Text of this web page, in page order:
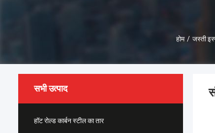
होम / जस्ती
सभी उत्पाद
हॉट रोल्ड कार्बन स्टील का तार